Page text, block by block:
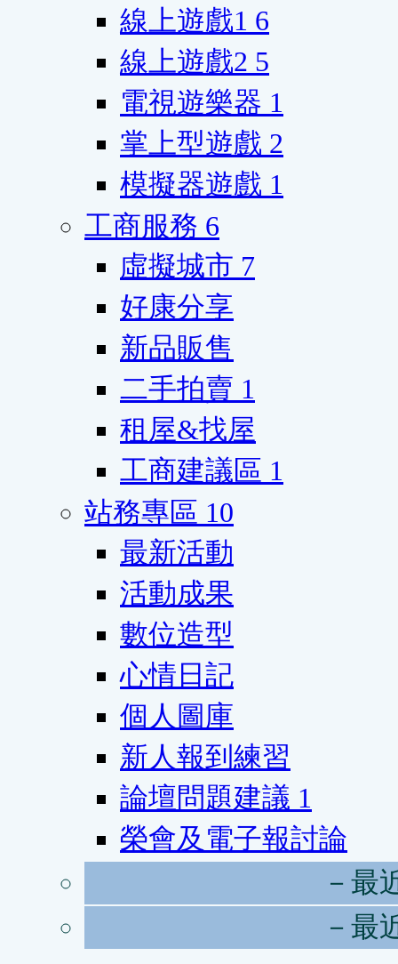
線上遊戲1 6
線上遊戲2 5
電視遊樂器 1
掌上型遊戲 2
模擬器遊戲 1
工商服務 6
虛擬城市 7
好康分享
新品販售
二手拍賣 1
租屋&找屋
工商建議區 1
站務專區 10
最新活動
活動成果
數位造型
心情日記
個人圖庫
新人報到練習
論壇問題建議 1
榮會及電子報討論
－最
－最